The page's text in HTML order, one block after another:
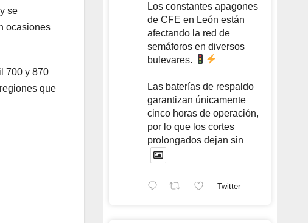
se
ocasiones
700 y 870
que
Los constantes apagones
de CFE en León están
afectando la red de
semáforos en diversos
bulevares.
Las baterías de respaldo
garantizan únicamente
cinco horas de operación,
por lo que los cortes
prolongados dejan sin
Twitter